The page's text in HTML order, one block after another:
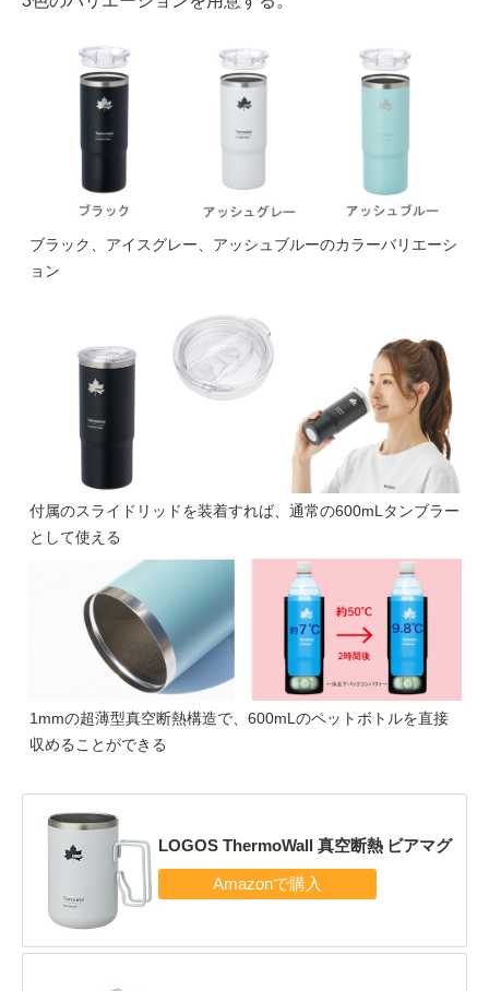
ブラック、アイスグレー、アッシュブルーのカラーバリエーシ
ョン
付属のスライドリッドを装着すれば、通常の600mLタンブラー
として使える
1mmの超薄型真空断熱構造で、600mLのペットボトルを直接
収めることができる
LOGOS ThermoWall 真空断熱 ビアマグ